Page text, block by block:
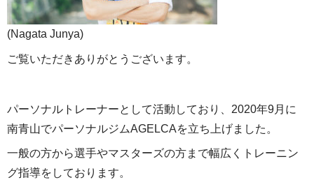
(Nagata Junya)
ご覧いただきありがとうございます。
パーソナルトレーナーとして活動しており、2020年9月に
南青山でパーソナルジムAGELCAを立ち上げました。
一般の方から選手やマスターズの方まで幅広くトレーニン
グ指導をしております。